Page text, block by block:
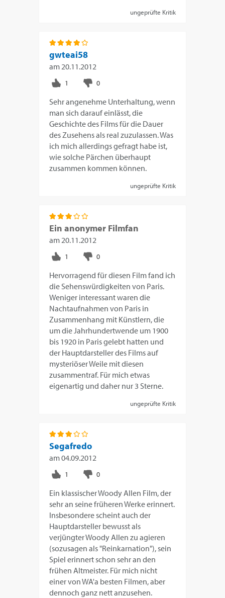
ungeprüfte Kritik
gwteai58
am 20.11.2012
Sehr angenehme Unterhaltung, wenn
man sich darauf einlässt, die
Geschichte des Films für die Dauer
des Zusehens als real zuzulassen. Was
ich mich allerdings gefragt habe ist,
wie solche Pärchen überhaupt
zusammen kommen können.
ungeprüfte Kritik
Ein anonymer Filmfan
am 20.11.2012
Hervorragend für diesen Film fand ich
die Sehenswürdigkeiten von Paris.
Weniger interessant waren die
Nachtaufnahmen von Paris in
Zusammenhang mit Künstlern, die
um die Jahrhundertwende um 1900
bis 1920 in Paris gelebt hatten und
der Hauptdarsteller des Films auf
mysteriöser Weile mit diesen
zusammentraf. Für mich etwas
eigenartig und daher nur 3 Sterne.
ungeprüfte Kritik
Segafredo
am04.09.2012
Ein klassischer Woody Allen Film, der
sehr an seine früheren Werke erinnert.
Insbesondere scheint auch der
Hauptdarsteller bewusst als
verjüngter Woody Allen zu agieren
(sozusagen als "Reinkarnation"), sein
Spiel erinnert schon sehr an den
frühen Altmeister. Für mich nicht
einer von WA'a besten Filmen, aber
dennoch ganz nett anzusehen.